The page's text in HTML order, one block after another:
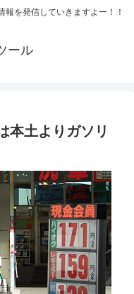
を発信していきますよー！！
ール
本土よりガソリ